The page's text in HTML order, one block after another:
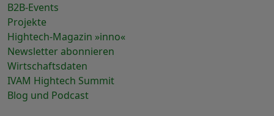
B2B-Events
Projekte
Hightech-Magazin »inno«
Newsletter abonnieren
Wirtschaftsdaten
IVAM Hightech Summit
Blog und Podcast